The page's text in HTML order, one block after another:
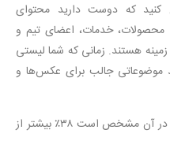
که دوست دارید محتوای
محصولات، خدمات، اعضای تیم و
هستند. زمانی که شما لیستی
موضوعاتی جالب برای عکس‌ها و
آیا می‌دانستید تصاویری که چهره افراد در آن مشخص است ۳۸٪ بیشتر از